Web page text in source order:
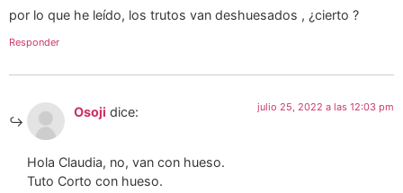
por lo que he leído, los trutos van deshuesados , ¿cierto ?
Responder
Osoji dice: julio 25, 2022 a las 12:03 pm
Hola Claudia, no, van con hueso.
Tuto Corto con hueso.